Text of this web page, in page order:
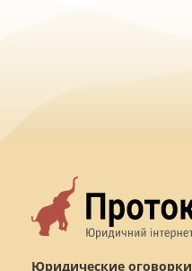
Юридические оговорки